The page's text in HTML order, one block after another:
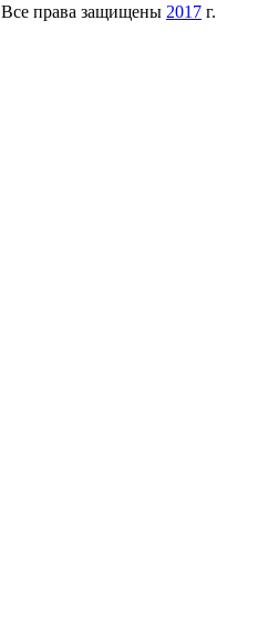
Все права защищены 2017 г.